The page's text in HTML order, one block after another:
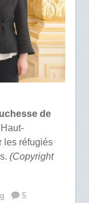
de
les réfugiés
(Copyright
5